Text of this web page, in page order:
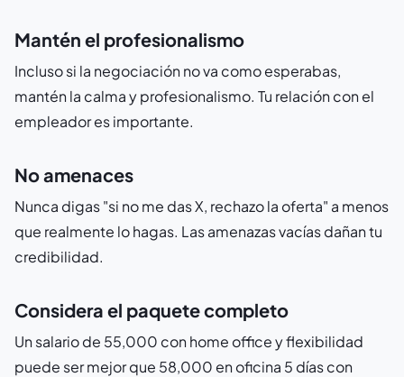
Mantén el profesionalismo
Incluso si la negociación no va como esperabas,
mantén la calma y profesionalismo. Tu relación con el
empleador es importante.
No amenaces
Nunca digas "si no me das X, rechazo la oferta" a menos
que realmente lo hagas. Las amenazas vacías dañan tu
credibilidad.
Considera el paquete completo
Un salario de 55,000 con home office y flexibilidad
puede ser mejor que 58,000 en oficina 5 días con